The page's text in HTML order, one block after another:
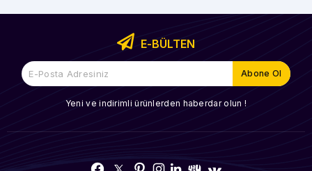
E-BÜLTEN
Yeni ve indirimli ürünlerden haberdar olun !